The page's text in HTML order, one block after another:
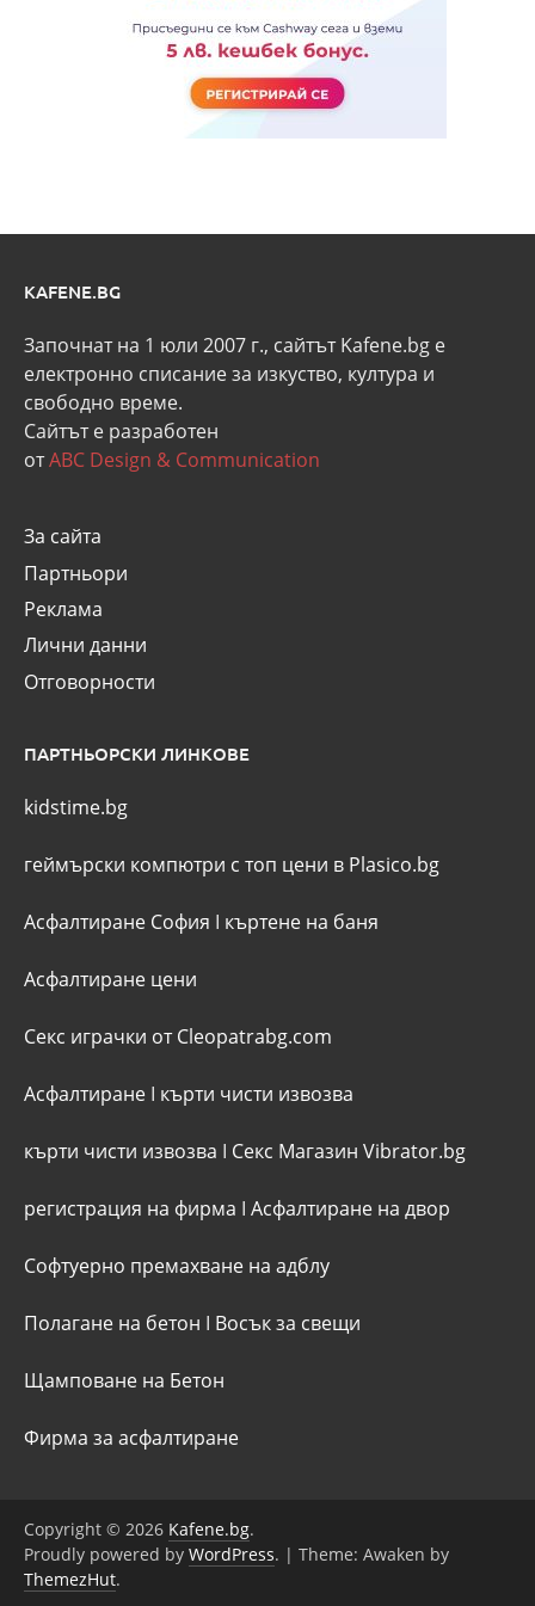
KAFENE.BG
Започнат на 1 юли 2007 г., сайтът Kafene.bg e
eлектронно списание за изкуство, култура и
свободно време.
Сайтът е разработен
отABC Design & Communication
За сайта
Партньори
Реклама
Лични данни
Отговорности
ПАРТНЬОРСКИ ЛИНКОВЕ
kidstime.bg
геймърски компютри с топ цени в Plasico.bg
Асфалтиране София I къртене на баня
Асфалтиране цени
Секс играчки от Cleopatrabg.com
Асфалтиране I кърти чисти извозва
кърти чисти извозва I Секс Магазин Vibrator.bg
регистрация на фирма I Асфалтиране на двор
Софтуерно премахване на адблу
Полагане на бетон I Восък за свещи
Щамповане на Бетон
Фирма за асфалтиране
Copyright © 2026 Kafene.bg.
Proudly powered by WordPress. | Theme: Awaken by
ThemezHut.